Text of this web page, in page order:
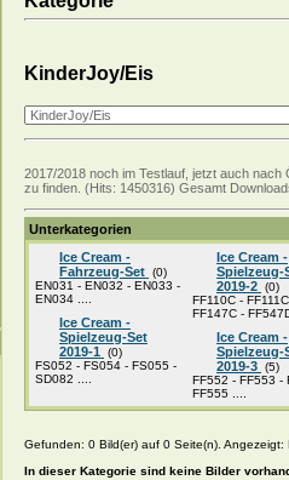
KinderJoy/Eis
2017/2018 noch im Testlauf, jetzt auch
zu finden. (Hits: 1450316) Gesamt
Unterkategorien
Ice Cream -
Fahrzeug-Set (0)
EN031 - EN032 - EN033 -
EN034 ....
Ice Cream -
Spielzeug-Set
2019-1 (0)
FS052 - FS054 - FS055 -
SD082 ....
Ice Cream -
Spielzeug-
2019-2 (0)
FF110C -
FF147C -
Ice Cream -
Spielzeug-
2019-3 (5)
FF552 - FF553 -
FF555 ....
Gefunden: 0 Bild(er) auf 0 Seite(n). Angezeigt:
In dieser Kategorie sind keine Bilder